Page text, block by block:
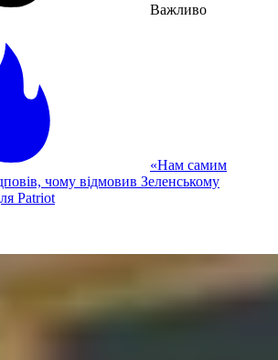
Важливо
«Нам самим
чому відмовив Зеленському
Patriot